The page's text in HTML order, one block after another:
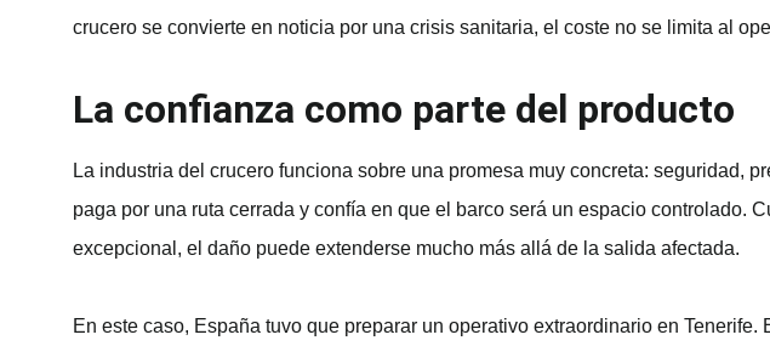
crucero se convierte en noticia por una crisis sanitaria, el coste no se limita al
La confianza como parte del producto
La industria del crucero funciona sobre una promesa muy concreta: seguridad,
paga por una ruta cerrada y confía en que el barco será un espacio controlado.
excepcional, el daño puede extenderse mucho más allá de la salida afectada.
En este caso, España tuvo que preparar un operativo extraordinario en